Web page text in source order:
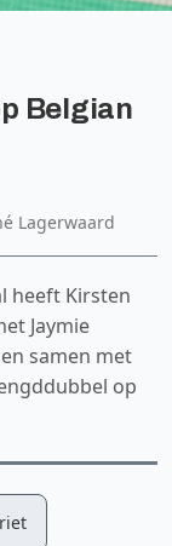
Belgian
Lagerwaard
heeft Kirsten
Jaymie
samen met
op